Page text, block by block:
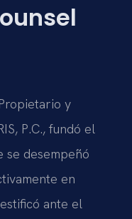
y
P.C., fundó el
se desempeñó
en
ante el